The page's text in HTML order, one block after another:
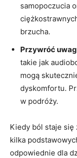
samopoczucia
brzucha.
Przywróć
takie jak
mogą
dyskomfortu.
w podróży.
Kiedy ból staje⁣
kilka
odpowiednie dla